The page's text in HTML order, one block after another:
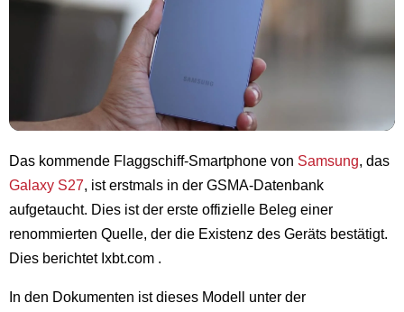
Das kommende Flaggschiff-Smartphone von Samsung, das
Galaxy S27, ist erstmals in der GSMA-Datenbank
aufgetaucht. Dies ist der erste offizielle Beleg einer
renommierten Quelle, der die Existenz des Geräts bestätigt.
Dies berichtet Ixbt.com .
In den Dokumenten ist dieses Modell unter der